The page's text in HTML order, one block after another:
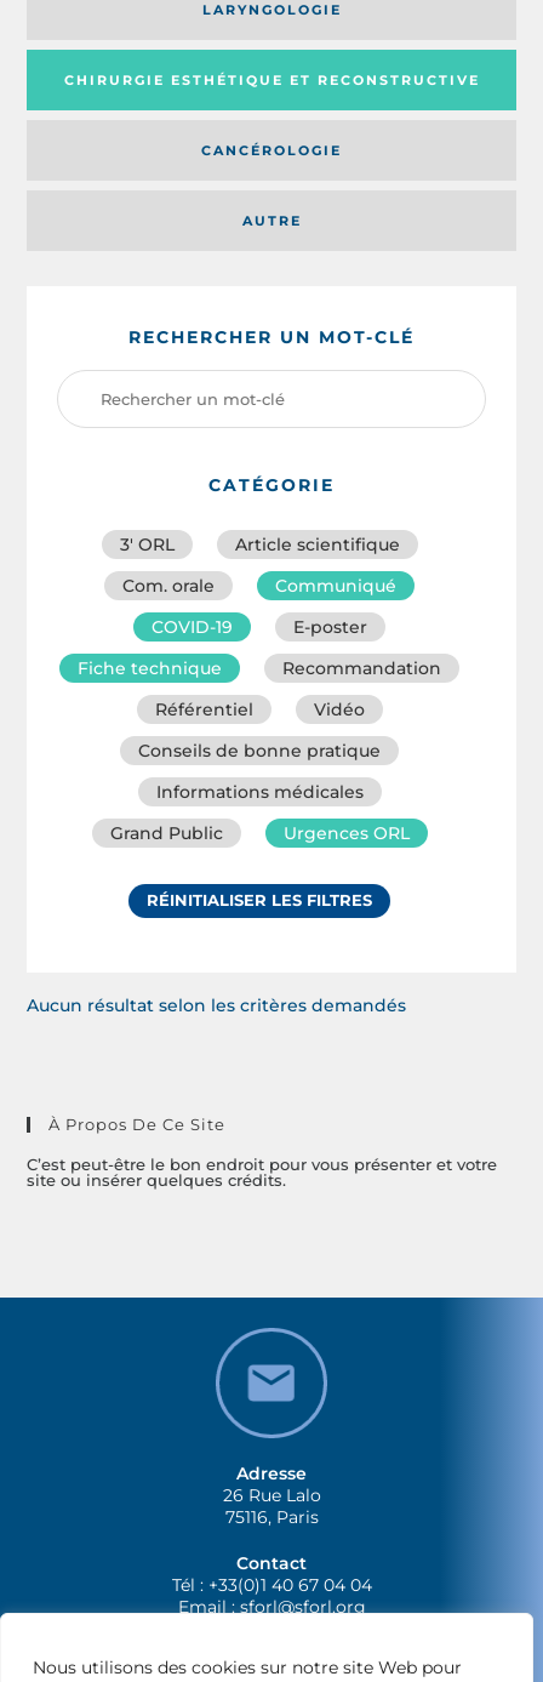
Nous utilisons des cookies sur notre site Web pour
AUTRE
LARYNGOLOGIE
CHIRURGIE ESTHÉTIQUE ET RECONSTRUCTIVE
CANCÉROLOGIE
RECHERCHER UN MOT-CLÉ
CATÉGORIE
3′ ORL
Article scientifique
Com. orale
Communiqué
COVID-19
E-poster
Fiche technique
Recommandation
Référentiel
Vidéo
Conseils de bonne pratique
Informations médicales
Grand Public
Urgences ORL
RÉINITIALISER LES FILTRES
Aucun résultat selon les critères demandés
À Propos De Ce Site
C’est peut-être le bon endroit pour vous présenter et votre
site ou insérer quelques crédits.
Adresse
26 Rue Lalo
75116, Paris
Contact
Tél : +33(0)1 40 67 04 04
Email :sforl@sforl.org